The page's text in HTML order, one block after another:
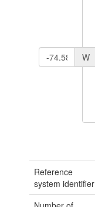
W
Reference
system identifier